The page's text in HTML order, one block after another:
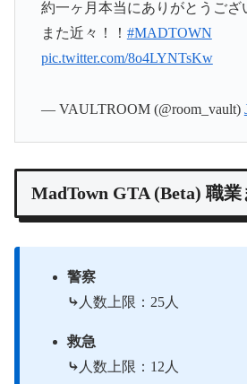
約一ヶ月本当にありがとうござ
また近々！！ #MADTOWN
pic.twitter.com/8o4LYNTsKw
— VAULTROOM (@room_vault)
MadTown GTA (Beta) 職業
警察
⤷ 人数上限：25人
救急
⤷ 人数上限：12人